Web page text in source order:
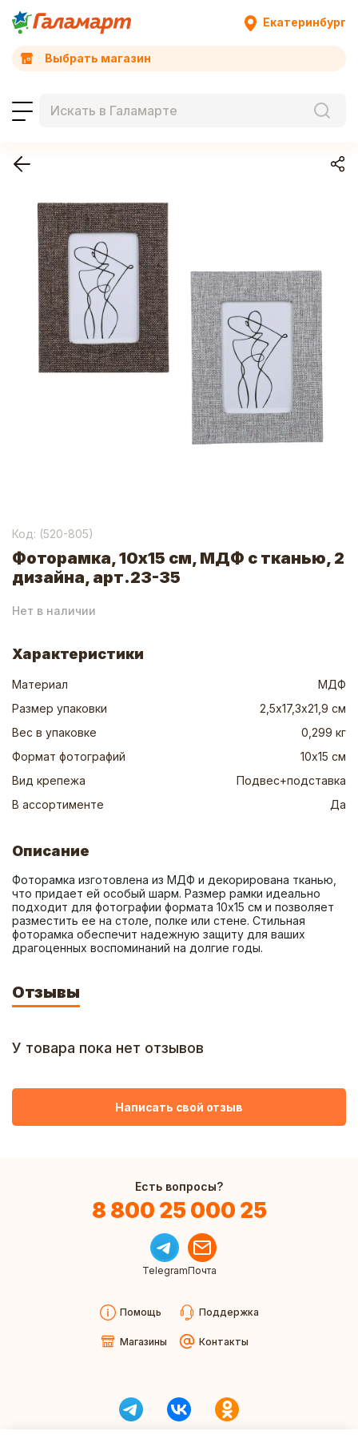
Екатеринбург
Выбрать магазин
Код: (520-805)
Фоторамка, 10х15 см, МДФ с тканью, 2
дизайна, арт.23-35
Нет в наличии
Характеристики
Материал
МДФ
Размер упаковки
2,5х17,3х21,9 см
Вес в упаковке
0,299 кг
Формат фотографий
10х15 см
Вид крепежа
Подвес+подставка
В ассортименте
Да
Описание
Фоторамка изготовлена из МДФ и декорирована тканью,
что придает ей особый шарм. Размер рамки идеально
подходит для фотографии формата 10x15 см и позволяет
разместить ее на столе, полке или стене. Стильная
фоторамка обеспечит надежную защиту для ваших
драгоценных воспоминаний на долгие годы.
Отзывы
У товара пока нет отзывов
Написать свой отзыв
Есть вопросы?
8 800 25 000 25
TelegramПочта
Помощь Поддержка
Магазины Контакты